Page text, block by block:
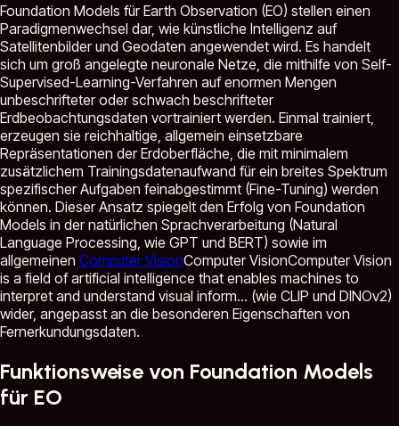
Foundation Models für Earth Observation (EO) stellen einen
Paradigmenwechsel dar, wie künstliche Intelligenz auf
Satellitenbilder und Geodaten angewendet wird. Es handelt
sich um groß angelegte neuronale Netze, die mithilfe von Self-
Supervised-Learning-Verfahren auf enormen Mengen
unbeschrifteter oder schwach beschrifteter
Erdbeobachtungsdaten vortrainiert werden. Einmal trainiert,
erzeugen sie reichhaltige, allgemein einsetzbare
Repräsentationen der Erdoberfläche, die mit minimalem
zusätzlichem Trainingsdatenaufwand für ein breites Spektrum
spezifischer Aufgaben feinabgestimmt (Fine-Tuning) werden
können. Dieser Ansatz spiegelt den Erfolg von Foundation
Models in der natürlichen Sprachverarbeitung (Natural
Language Processing, wie GPT und BERT) sowie im
allgemeinen Computer VisionComputer VisionComputer Vision
is a field of artificial intelligence that enables machines to
interpret and understand visual inform... (wie CLIP und DINOv2)
wider, angepasst an die besonderen Eigenschaften von
Fernerkundungsdaten.
Funktionsweise von Foundation Models
für EO